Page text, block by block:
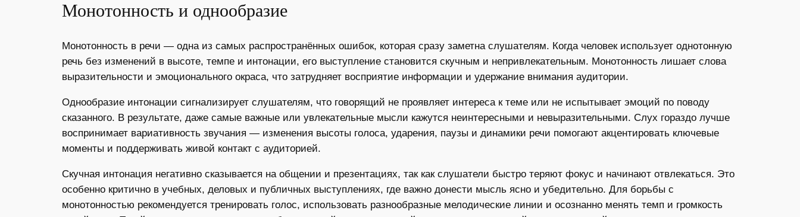
Монотонность и однообразие
Монотонность в речи — одна из самых распространённых ошибок, которая сразу заметна слушателям. Когда человек использует однотонную
речь без изменений в высоте, темпе и интонации, его выступление становится скучным и непривлекательным. Монотонность лишает слова
выразительности и эмоционального окраса, что затрудняет восприятие информации и удержание внимания аудитории.
Однообразие интонации сигнализирует слушателям, что говорящий не проявляет интереса к теме или не испытывает эмоций по поводу
сказанного. В результате, даже самые важные или увлекательные мысли кажутся неинтересными и невыразительными. Слух гораздо лучше
воспринимает вариативность звучания — изменения высоты голоса, ударения, паузы и динамики речи помогают акцентировать ключевые
моменты и поддерживать живой контакт с аудиторией.
Скучная интонация негативно сказывается на общении и презентациях, так как слушатели быстро теряют фокус и начинают отвлекаться. Это
особенно критично в учебных, деловых и публичных выступлениях, где важно донести мысль ясно и убедительно. Для борьбы с
монотонностью рекомендуется тренировать голос, использовать разнообразные мелодические линии и осознанно менять темп и громкость